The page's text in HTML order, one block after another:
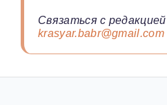
Связаться с
krasyar.babr@gmail.com